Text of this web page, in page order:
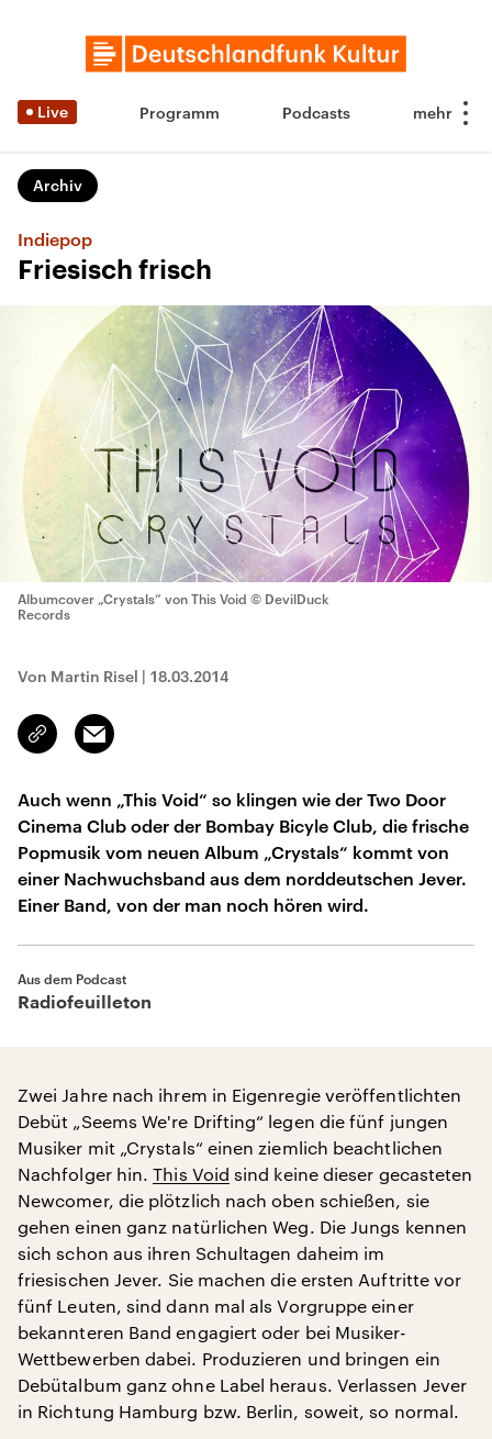
Live Programm Podcasts
Archiv
Indiepop
Friesisch frisch
Albumcover „Crystals“ von This Void © DevilDuck
Records
Von Martin Risel | 18.03.2014
Link
kopieren/teilen
Email
Auch wenn „This Void“ so klingen wie der Two Door
Cinema Club oder der Bombay Bicyle Club, die frische
Popmusik vom neuen Album „Crystals“ kommt von
einer Nachwuchsband aus dem norddeutschen Jever.
Einer Band, von der man noch hören wird.
Aus dem Podcast
Radiofeuilleton
Zwei Jahre nach ihrem in Eigenregie veröffentlichten
Debüt „Seems We're Drifting“ legen die fünf jungen
Musiker mit „Crystals“ einen ziemlich beachtlichen
Nachfolger hin.This Void sind keine dieser gecasteten
Newcomer, die plötzlich nach oben schießen, sie
gehen einen ganz natürlichen Weg. Die Jungs kennen
sich schon aus ihren Schultagen daheim im
friesischen Jever. Sie machen die ersten Auftritte vor
fünf Leuten, sind dann mal als Vorgruppe einer
bekannteren Band engagiert oder bei Musiker-
Wettbewerben dabei. Produzieren und bringen ein
Debütalbum ganz ohne Label heraus. Verlassen Jever
in Richtung Hamburg bzw. Berlin, soweit, so normal.